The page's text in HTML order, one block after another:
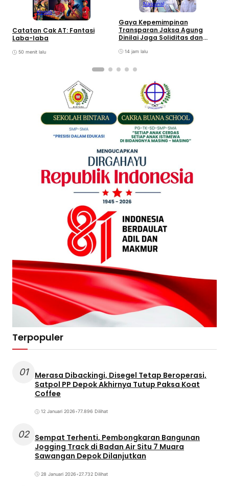
Kolom
Catatan Cak AT: Fantasi
Laba-laba
50 menit lalu
Nasional
Gaya Kepemimpinan
Transparan Jaksa Agung
Dinilai Jaga Soliditas dan
Adhyaksa
14 jam lalu
Terpopuler
01
Merasa Dibackingi, Disegel Tetap Beroperasi,
Satpol PP Depok Akhirnya Tutup Paksa Koat
Coffee
12 Januari 2026•77.896 Dilihat
02 Sempat Terhenti, Pembongkaran Bangunan
Jogging Track di Badan Air Situ 7 Muara
Sawangan Depok Dilanjutkan
28 Januari 2026•27.732 Dilihat